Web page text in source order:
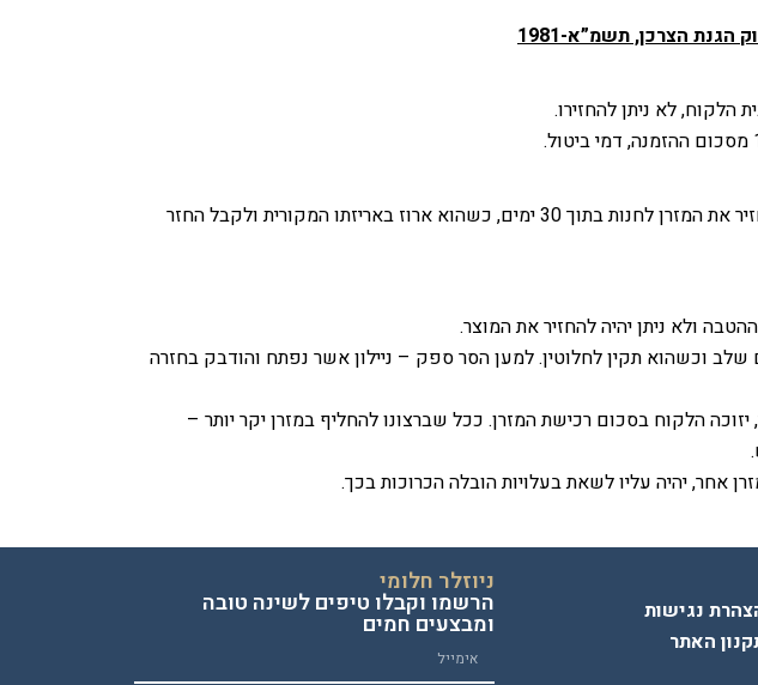
הצרכן, תשמ”א-1981
הלקוח, לא ניתן להחזירו.
חברת “חלומות” מעניקה הטבה לרוכשי מזרן מחנויות הרשת במסגרתה ניתנת לרוכש הזכות להחזיר את המזרן לחנות בתוך 30 ימים, כשהוא ארוז באריזתו המקורית ולקבל החזר
וכשהוא תקין לחלוטין. למען הסר ספק – ניילון אשר נפתח והודבק בחזרה
הלקוח בסכום רכישת המזרן. ככל שברצונו להחליף במזרן יקר יותר –
אחר,יהיה עליו לשאת בעלויות הובלה הכרוכות בכך.
נגישות
האתר
ניוזלר חלומי
הרשמו וקבלו טיפים לשינה טובה
ומבצעים חמים